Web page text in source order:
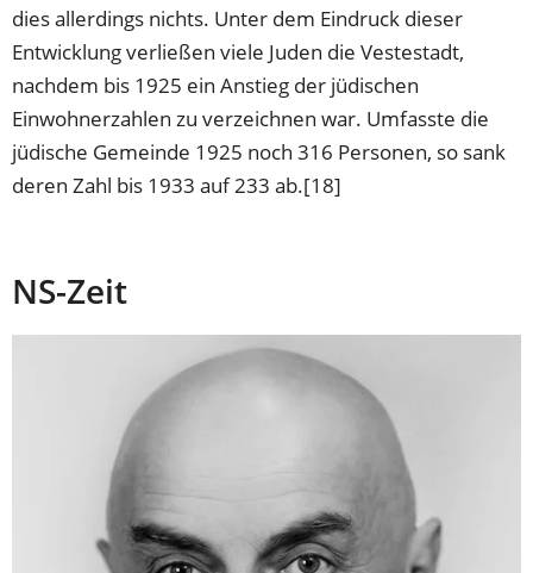
dies allerdings nichts. Unter dem Eindruck dieser
Entwicklung verließen viele Juden die Vestestadt,
nachdem bis 1925 ein Anstieg der jüdischen
Einwohnerzahlen zu verzeichnen war. Umfasste die
jüdische Gemeinde 1925 noch 316 Personen, so sank
deren Zahl bis 1933 auf 233 ab.[18]
NS-Zeit